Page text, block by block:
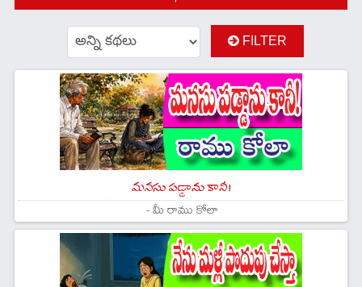
FILTER
మనసు పడ్డాను కానీ!
- మీ రాము కోలా